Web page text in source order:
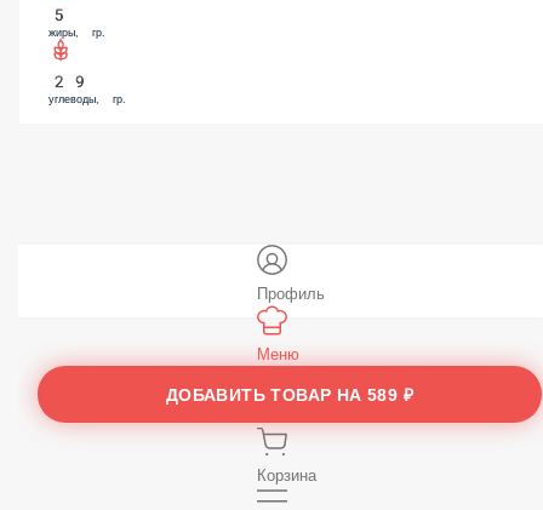
5
жиры, гр.
29
углеводы, гр.
ДОБАВИТЬ ТОВАР НА589 ₽
Профиль
Меню
Корзина